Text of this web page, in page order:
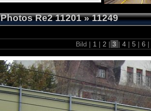
Photos Re2 11201»11249
Bild | 1 | 2 | 3 | 4 | 5 | 6 |